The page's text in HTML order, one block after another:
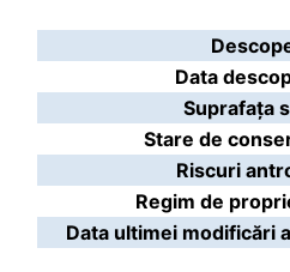
Data
Suprafața
Stare de
Riscuri
Regim de
Data ultimei modificări